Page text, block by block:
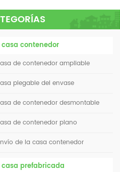
casa contenedor
de contenedor ampliable
plegable del envase
de contenedor desmontable
de contenedor plano
de la casa contenedor
casa prefabricada